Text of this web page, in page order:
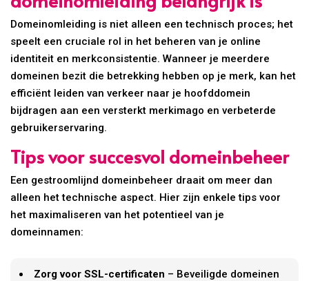
Domeinomleiding is niet alleen een technisch proces; het
speelt een cruciale rol in het beheren van je online
identiteit en merkconsistentie. Wanneer je meerdere
domeinen bezit die betrekking hebben op je merk, kan het
efficiënt leiden van verkeer naar je hoofddomein
bijdragen aan een versterkt merkimago en verbeterde
gebruikerservaring.
Tips voor succesvol domeinbeheer
Een gestroomlijnd domeinbeheer draait om meer dan
alleen het technische aspect. Hier zijn enkele tips voor
het maximaliseren van het potentieel van je
domeinnamen:
Zorg voor SSL-certificaten – Beveiligde domeinen